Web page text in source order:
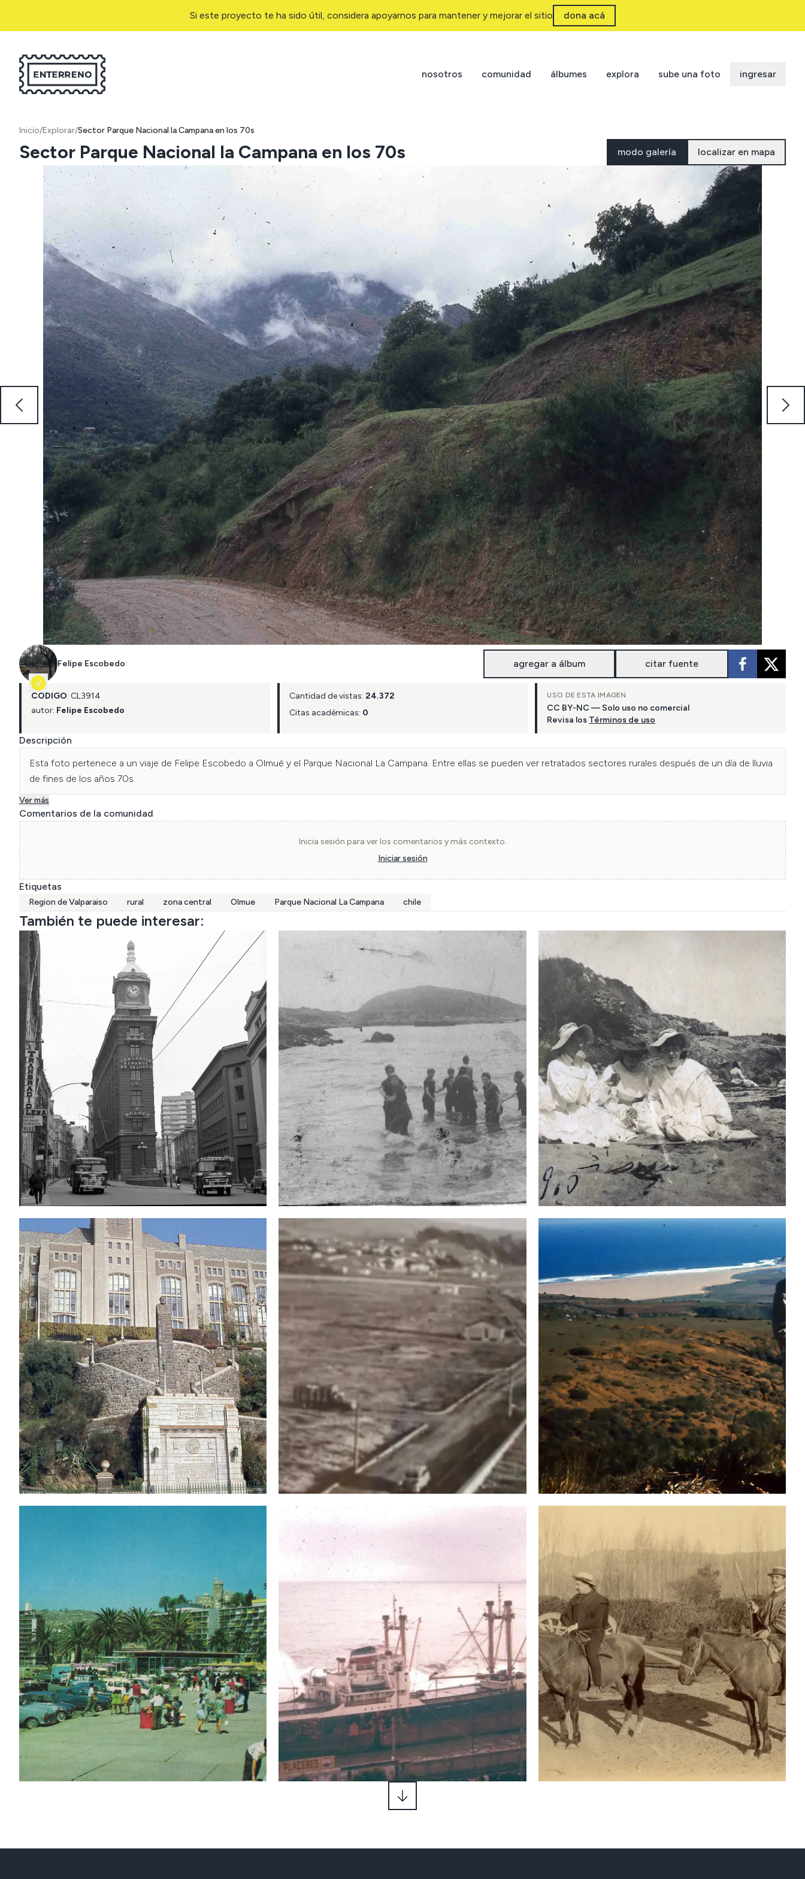
Si este proyecto te ha sido útil, considera apoyarnos para mantener y mejorar el sitio dona acá
nosotros comunidad álbumes explora sube una foto ingresar
Inicio/Explorar/Sector Parque Nacional la Campana en los 70s
Sector Parque Nacional la Campana en los 70s modo galería localizar en mapa
Felipe Escobedo agregar a álbum citar fuente
CÓDIGO: CL3914
autor: Felipe Escobedo
Cantidad de vistas: 24.372
Citas académicas: 0
USO DE ESTA IMAGEN
CC BY-NC — Solo uso no comercial
Revisa los Términos de uso
Descripción
Esta foto pertenece a un viaje de Felipe Escobedo a Olmué y el Parque Nacional La Campana. Entre ellas se pueden ver retratados sectores rurales después de un día de lluvia
de fines de los años 70s.
Ver más
Comentarios de la comunidad
Inicia sesión para ver los comentarios y más contexto.
Iniciar sesión
Etiquetas
Region de Valparaiso rural zona central Olmue Parque Nacional La Campana chile
También te puede interesar: